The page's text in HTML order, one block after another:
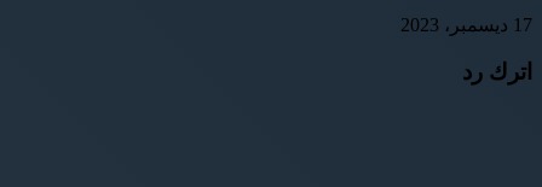
17 ديسمبر، 2023
اترك رد